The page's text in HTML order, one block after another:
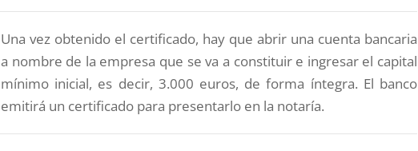
Una vez obtenido el certificado, hay que abrir una cuenta bancaria
a nombre de la empresa que se va a constituir e ingresar el capital
mínimo inicial, es decir, 3.000 euros, de forma íntegra. El banco
emitirá un certificado para presentarlo en la notaría.